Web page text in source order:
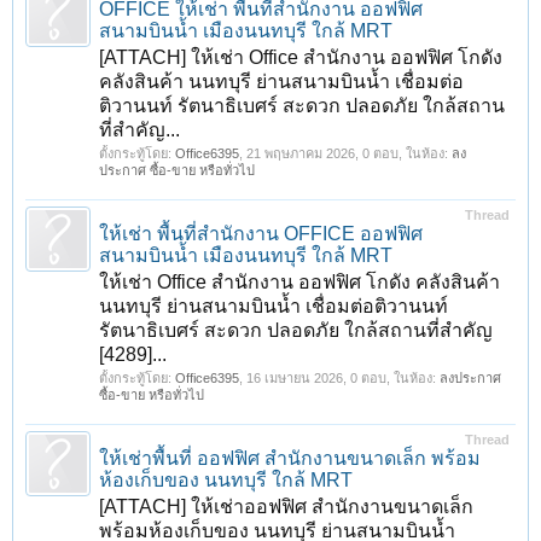
OFFICE ให้เช่า พื้นที่สำนักงาน ออฟฟิศ
สนามบินน้ำ เมืองนนทบุรี ใกล้ MRT
[ATTACH] ให้เช่า Office สำนักงาน ออฟฟิศ โกดัง
คลังสินค้า นนทบุรี ย่านสนามบินน้ำ เชื่อมต่อ
ติวานนท์ รัตนาธิเบศร์ สะดวก ปลอดภัย ใกล้สถาน
ที่สำคัญ...
ตั้งกระทู้โดย: Office6395 21 พฤษภาคม 2026 , 0 ตอบ, ในห้อง: ลง
ประกาศ ซื้อ-ขาย หรือทั่วไป
Thread
ให้เช่า พื้นที่สำนักงาน OFFICE ออฟฟิศ
สนามบินน้ำ เมืองนนทบุรี ใกล้ MRT
ให้เช่า Office สำนักงาน ออฟฟิศ โกดัง คลังสินค้า
นนทบุรี ย่านสนามบินน้ำ เชื่อมต่อติวานนท์
รัตนาธิเบศร์ สะดวก ปลอดภัย ใกล้สถานที่สำคัญ
[4289]...
ตั้งกระทู้โดย: Office6395 16 เมษายน 2026 , 0 ตอบ, ในห้อง: ลงประกาศ
ซื้อ-ขาย หรือทั่วไป
Thread
ให้เช่าพื้นที่ ออฟฟิศ สำนักงานขนาดเล็ก พร้อม
ห้องเก็บของ นนทบุรี ใกล้ MRT
[ATTACH] ให้เช่าออฟฟิศ สำนักงานขนาดเล็ก
พร้อมห้องเก็บของ นนทบุรี ย่านสนามบินน้ำ